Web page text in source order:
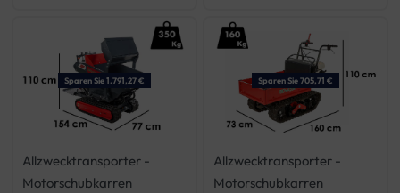
Sparen Sie 1.791,27 €
Allzwecktransporter -
Motorschubkarren
Sparen Sie 705,71 €
Allzwecktransporter -
Motorschubkarren